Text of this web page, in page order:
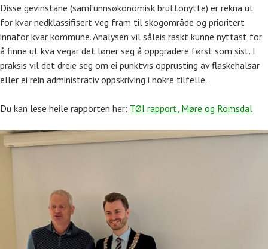
Disse gevinstane (samfunnsøkonomisk bruttonytte) er rekna ut
for kvar nedklassifisert veg fram til skogområde og prioritert
innafor kvar kommune. Analysen vil såleis raskt kunne nyttast for
å finne ut kva vegar det løner seg å oppgradere først som sist. I
praksis vil det dreie seg om ei punktvis opprusting av flaskehalsar
eller ei rein administrativ oppskriving i nokre tilfelle.
Du kan lese heile rapporten her: TØI rapport, Møre og Romsdal